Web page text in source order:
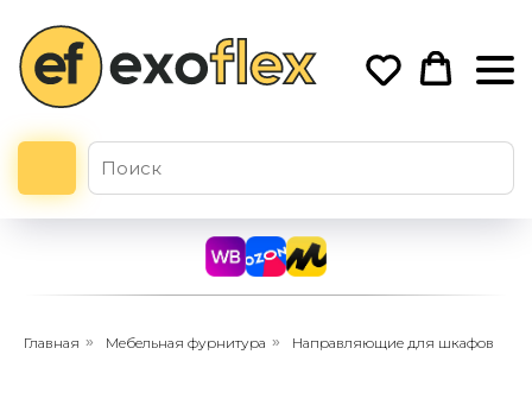
Главная » Мебельная фурнитура » Направляющие для шкафов